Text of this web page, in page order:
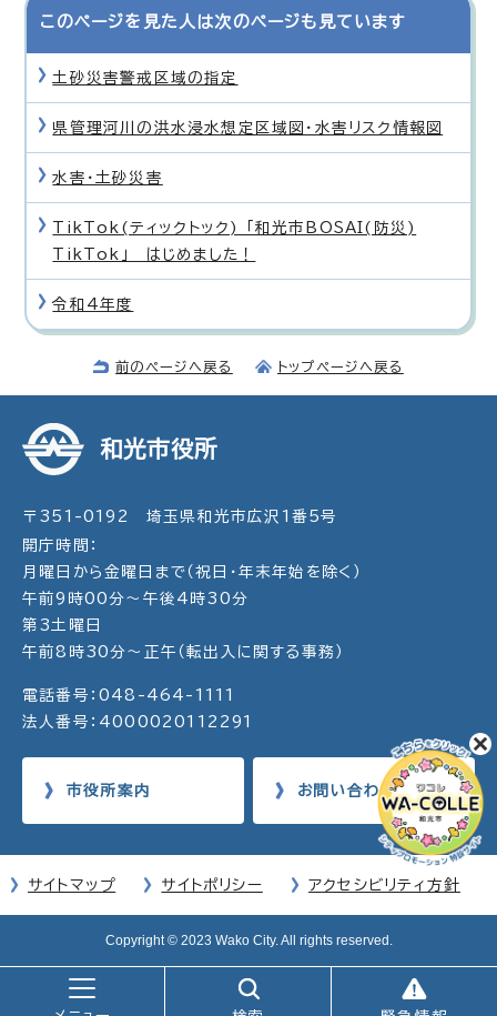
このページを見た人は次のページも見ています
土砂災害警戒区域の指定
県管理河川の洪水浸水想定区域図・水害リスク情報図
水害・土砂災害
TikTok(ティックトック) 「和光市BOSAI(防災)
TikTok」 はじめました！
令和4年度
前のページへ戻る トップページへ戻る
和光市役所
〒351-0192 埼玉県和光市広沢1番5号
開庁時間：
月曜日から金曜日まで（祝日・年末年始を除く）
午前9時00分～午後4時30分
第3土曜日
午前8時30分～正午（転出入に関する事務）
電話番号：048-464-1111
法人番号：4000020112291
市役所案内 お問い合わせ
サイトマップ サイトポリシー アクセシビリティ方針
Copyright © 2023 Wako City. All rights reserved.